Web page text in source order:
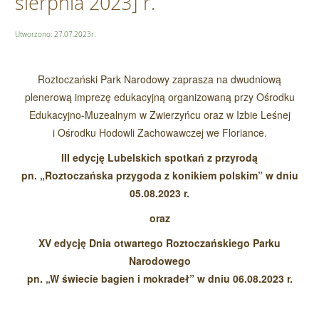
Utworzono: 27.07.2023r.
Roztoczański Park Narodowy zaprasza na dwudniową
plenerową imprezę edukacyjną organizowaną przy Ośrodku
Edukacyjno-Muzealnym w Zwierzyńcu oraz w Izbie Leśnej
i Ośrodku Hodowli Zachowawczej we Floriance.
III edycję Lubelskich spotkań z przyrodą
pn. „Roztoczańska przygoda z konikiem polskim” w dniu
05.08.2023 r.
oraz
XV edycję Dnia otwartego Roztoczańskiego Parku
Narodowego
pn. „W świecie bagien i mokradeł” w dniu 06.08.2023 r.